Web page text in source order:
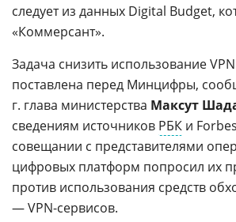
следует из данных Digital Budget,
«Коммерсант».
Задача снизить использование
поставлена перед Минцифры,
г. глава министерства Максут
сведениям источников РБК и
совещании с представителями
цифровых платформ попросил их
против использования средств
— VPN-сервисов.